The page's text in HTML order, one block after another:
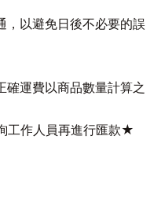
，以避免日後不必要的誤
確運費以商品數量計算之
工作人員再進行匯款★